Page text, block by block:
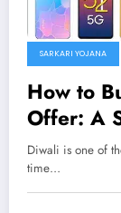
SARKARI YOJANA
How to
Offer: A
Grabbing
Diwali is one of
time…